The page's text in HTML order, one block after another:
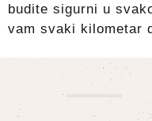
budite sigurni u
vam svaki kilometar